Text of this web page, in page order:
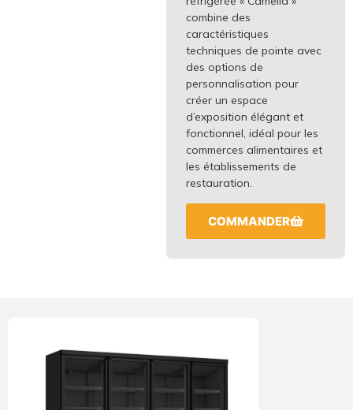
combine des
caractéristiques
techniques de pointe avec
des options de
personnalisation pour
créer un espace
d’exposition élégant et
fonctionnel, idéal pour les
commerces alimentaires et
les établissements de
restauration.
COMMANDER